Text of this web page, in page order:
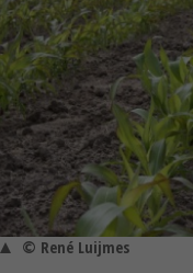
© René Luijmes